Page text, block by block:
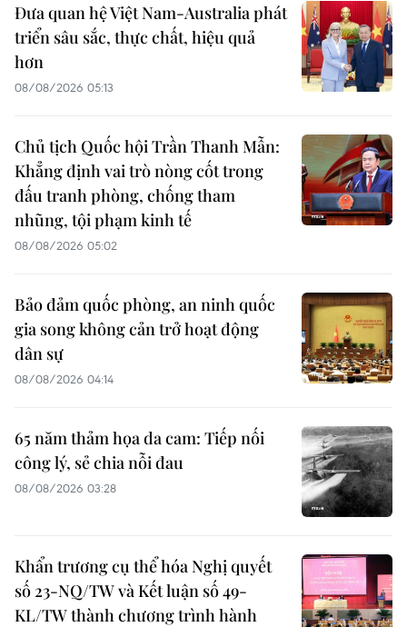
Đưa quan hệ Việt Nam-Australia phát
triển sâu sắc, thực chất, hiệu quả
hơn
08/08/2026 05:13
Chủ tịch Quốc hội Trần Thanh Mẫn:
Khẳng định vai trò nòng cốt trong
đấu tranh phòng, chống tham
nhũng, tội phạm kinh tế
08/08/2026 05:02
Bảo đảm quốc phòng, an ninh quốc
gia song không cản trở hoạt động
dân sự
08/08/2026 04:14
65 năm thảm họa da cam: Tiếp nối
công lý, sẻ chia nỗi đau
08/08/2026 03:28
Khẩn trương cụ thể hóa Nghị quyết
số 23-NQ/TW và Kết luận số 49-
KL/TW thành chương trình hành